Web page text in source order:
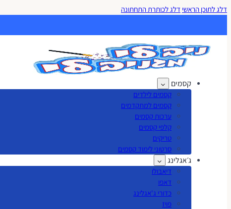
דלג לתוכן הראשי דלג לכותרת התחתונה
קסמים
קסמים לילדים
קסמים למתקדמים
ערכות קסמים
קלפי קסמים
טריקים
סרטוני לימוד קסמים
ג׳אגלינג
דיאבולו
דאפו
כדורי ג'אגלינג
פויז